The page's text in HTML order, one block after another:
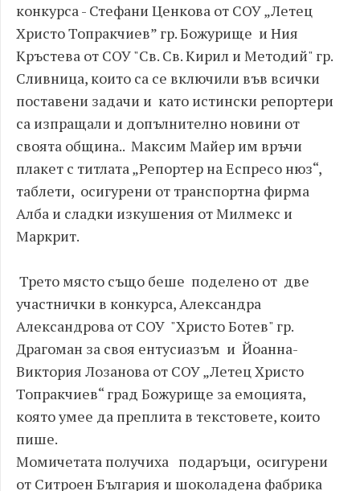
конкурса - Стефани Ценкова от СОУ „Летец
Христо Топракчиев” гр. Божурище и Ния
Кръстева от СОУ "Св. Св. Кирил и Методий" гр.
Сливница, които са се включили във всички
поставени задачи и като истински репортери
са изпращали и допълнително новини от
своята община.. Максим Майер им връчи
плакет с титлата „Репортер на Еспресо нюз“,
таблети, осигурени от транспортна фирма
Алба и сладки изкушения от Милмекс и
Маркрит.
Трето място също беше поделено от две
участнички в конкурса, Александра
Александрова от СОУ "Христо Ботев" гр.
Драгоман за своя ентусиазъм и Йоанна-
Виктория Лозанова от СОУ „Летец Христо
Топракчиев“ град Божурище за емоцията,
която умее да преплита в текстовете, които
пише.
Момичетата получиха подаръци, осигурени
от Ситроен България и шоколадена фабрика